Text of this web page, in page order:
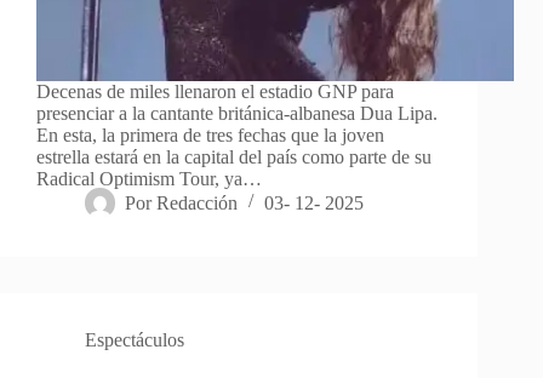
Decenas de miles llenaron el estadio GNP para
presenciar a la cantante británica-albanesa Dua Lipa.
En esta, la primera de tres fechas que la joven
estrella estará en la capital del país como parte de su
Radical Optimism Tour, ya…
Por Redacción 03- 12- 2025
Espectáculos